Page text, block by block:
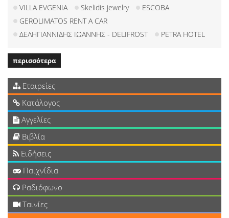
VILLA EVGENIA
Skelidis jewelry
ESCOBA
GEROLIMATOS RENT A CAR
ΔΕΛΗΓΙΑΝΝΙΔΗΣ ΙΩΑΝΝΗΣ - DELIFROST
PETRA HOTEL
περισσότερα
Εταιρείες
Κατάλογος
Αγγελίες
Βιβλία
Ειδήσεις
Παιχνίδια
Ραδιόφωνο
Ταινίες